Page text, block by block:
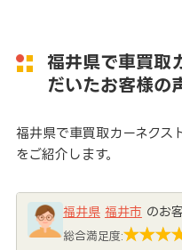
福井県で車買取
だいたお客様の
福井県で車買取カーネクス
をご紹介します。
福井県 福井市 のお
総合満足度: